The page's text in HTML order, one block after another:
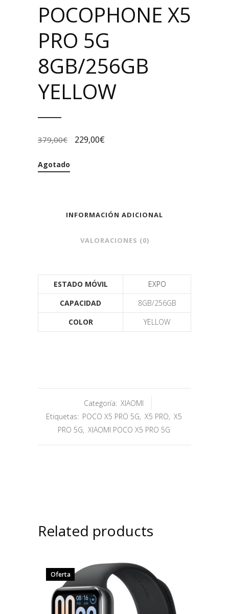
POCOPHONE X5
PRO 5G
8GB/256GB
YELLOW
379,00€ 229,00€
Agotado
INFORMACIÓN ADICIONAL
VALORACIONES (0)
ESTADO MÓVIL
EXPO
CAPACIDAD
8GB/256GB
COLOR
YELLOW
Categoría: XIAOMI
Etiquetas: POCO X5 PRO 5G, X5 PRO, X5
PRO 5G, XIAOMI POCO X5 PRO 5G
Related products
Oferta